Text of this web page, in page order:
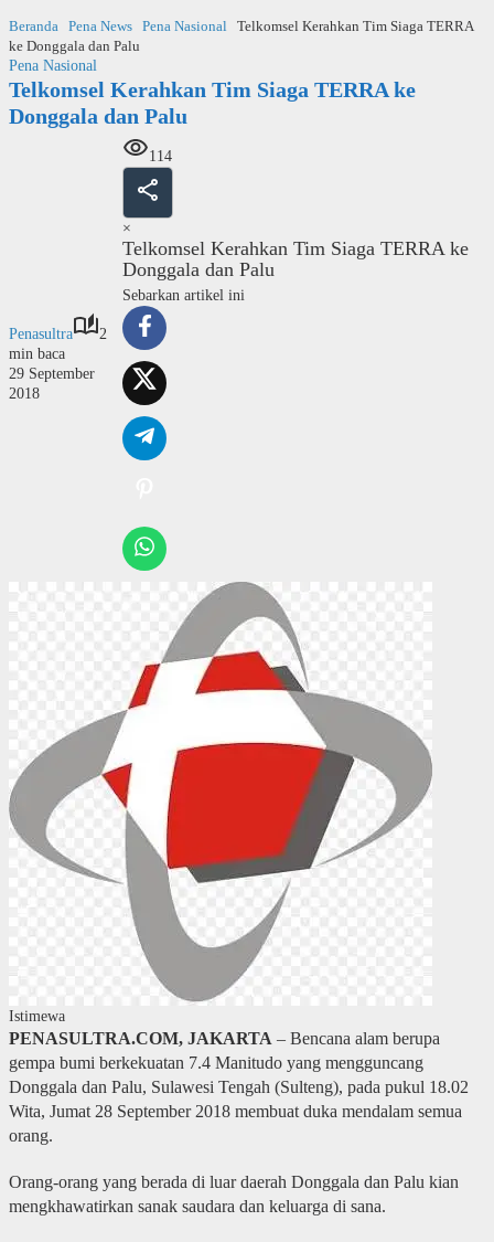
ke
konten
Beranda Pena News Pena Nasional
Telkomsel Kerahkan Tim Siaga TERRA
ke Donggala dan Palu
Pena Nasional
Telkomsel Kerahkan Tim Siaga TERRA ke
Donggala dan Palu
Penasultra
2
min baca
29 September
2018
114
×
Telkomsel Kerahkan Tim Siaga TERRA ke
Donggala dan Palu
Sebarkan artikel ini
Istimewa
PENASULTRA.COM, JAKARTA – Bencana alam berupa
gempa bumi berkekuatan 7.4 Manitudo yang mengguncang
Donggala dan Palu, Sulawesi Tengah (Sulteng), pada pukul 18.02
Wita, Jumat 28 September 2018 membuat duka mendalam semua
orang.
Orang-orang yang berada di luar daerah Donggala dan Palu kian
mengkhawatirkan sanak saudara dan keluarga di sana.